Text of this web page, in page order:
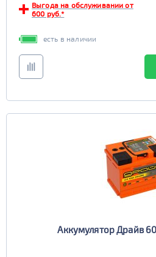
Выгода на обслуживании от
600 руб.*
есть в наличии
Аккумулятор Драйв